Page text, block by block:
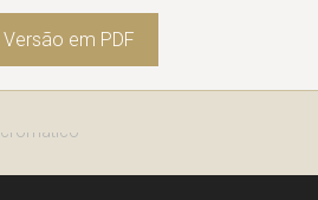
Versão em PDF